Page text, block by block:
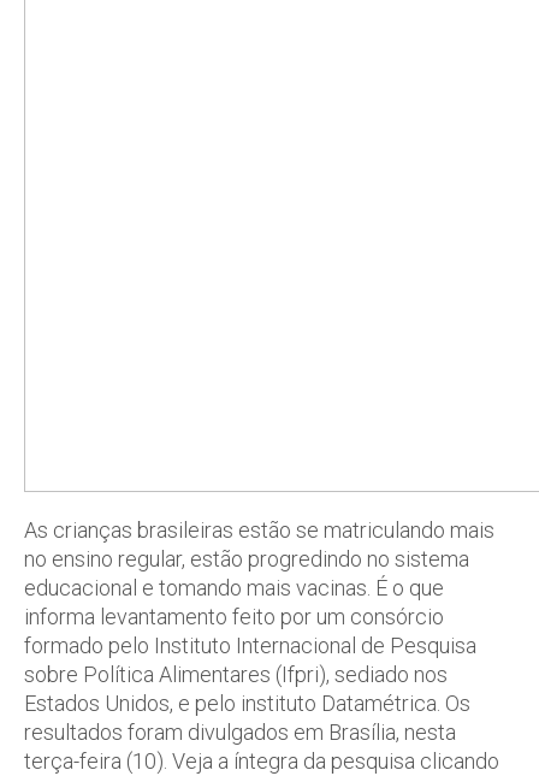
As crianças brasileiras estão se matriculando mais
no ensino regular, estão progredindo no sistema
educacional e tomando mais vacinas. É o que
informa levantamento feito por um consórcio
formado pelo Instituto Internacional de Pesquisa
sobre Política Alimentares (Ifpri), sediado nos
Estados Unidos, e pelo instituto Datamétrica. Os
resultados foram divulgados em Brasília, nesta
terça-feira (10). Veja a íntegra da pesquisa clicando